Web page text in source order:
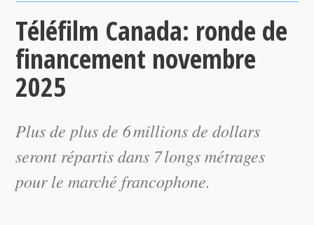
Téléfilm Canada: ronde de
financement novembre
2025
Plus de plus de 6 millions de dollars
seront répartis dans 7 longs métrages
pour le marché francophone.